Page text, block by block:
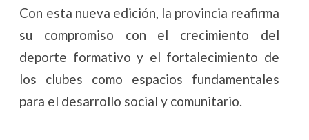
Con esta nueva edición, la provincia reafirma
su compromiso con el crecimiento del
deporte formativo y el fortalecimiento de
los clubes como espacios fundamentales
para el desarrollo social y comunitario.